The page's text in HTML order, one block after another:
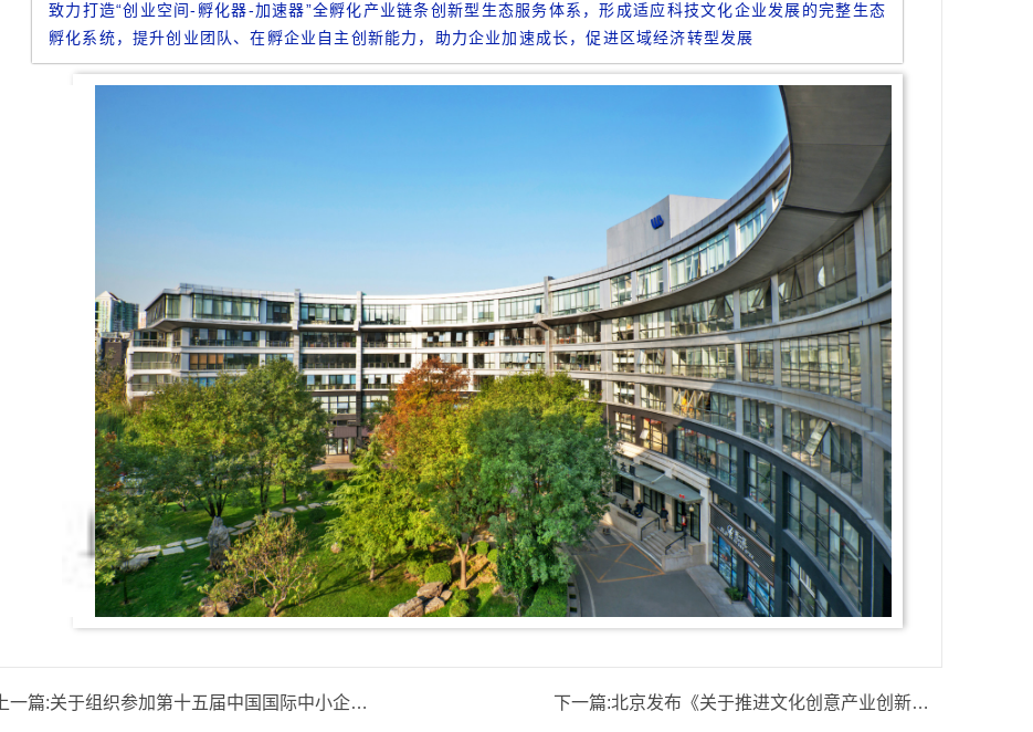
致力打造“创业空间-孵化器-加速器”全孵化产业链条创新型生态服务体系，形成适应科技文化企业发展的完整生态
孵化系统，提升创业团队、在孵企业自主创新能力，助力企业加速成长，促进区域经济转型发展
上一篇: 关于组织参加第十五届中国国际中小企业博览会的通知 下一篇: 北京发布《关于推进文化创意产业创新发展的意见》，重点聚焦九大领域！